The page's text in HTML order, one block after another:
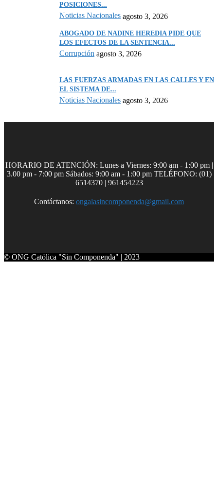
POSICIONES...
Noticias Nacionales agosto 3, 2026
ABOGADO DE NADINE HEREDIA PIDE QUE
LOS EFECTOS DE LA SENTENCIA...
Corrupción agosto 3, 2026
LAS FUERZAS ARMADAS EN LAS CALLES Y EN
EL SISTEMA DE...
Noticias Nacionales agosto 3, 2026
HORARIO DE ATENCIÓN: Lunes a Viernes: 9:00 am - 1:00 pm |
3.00 pm - 7:00 pm Sábados: 9:00 am - 1:00 pm TELÉFONO: (01)
6514370 | 961454223
Contáctanos: ongalasincomponenda@gmail.com
© ONG Católica "Sin Componenda" | 2023